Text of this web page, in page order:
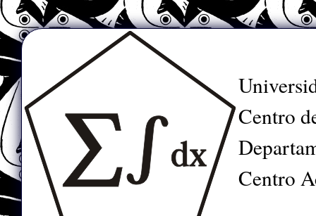
Centro
Centro